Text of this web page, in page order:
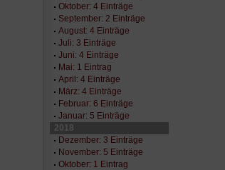
Oktober: 4 Einträge
September: 2 Einträge
August: 4 Einträge
Juli: 3 Einträge
Juni: 4 Einträge
Mai: 1 Eintrag
April: 4 Einträge
März: 4 Einträge
Februar: 6 Einträge
Januar: 5 Einträge
2018
Dezember: 3 Einträge
November: 5 Einträge
Oktober: 1 Eintrag